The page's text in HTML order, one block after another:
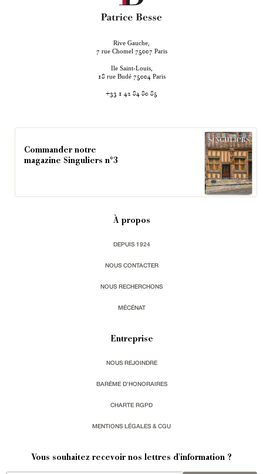
Rive Gauche,
7 rue Chomel 75007 Paris
Ile Saint-Louis,
18 rue Budé 75004 Paris
+33 1 42 84 80 85
Commander notre
magazine Singuliers n°3
À propos
DEPUIS 1924
NOUS CONTACTER
NOUS RECHERCHONS
MÉCÉNAT
Entreprise
NOUS REJOINDRE
BARÈME D'HONORAIRES
CHARTE RGPD
MENTIONS LÉGALES & CGU
Vous souhaitez recevoir nos lettres d'information ?